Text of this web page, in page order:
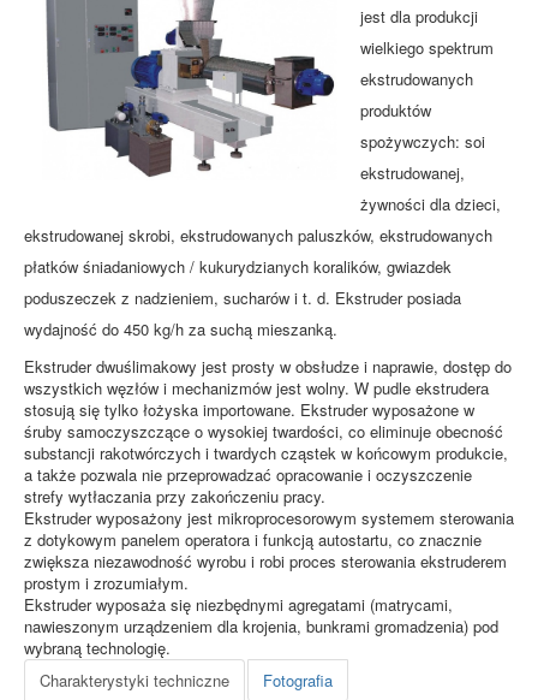
jest dla produkcji
wielkiego spektrum
ekstrudowanych
produktów
spożywczych: soi
ekstrudowanej,
żywności dla dzieci,
ekstrudowanej skrobi, ekstrudowanych paluszków, ekstrudowanych
płatków śniadaniowych / kukurydzianych koralików, gwiazdek
poduszeczek z nadzieniem, sucharów i t. d. Ekstruder posiada
wydajność do 450 kg/h za suchą mieszanką.
Ekstruder dwuślimakowy jest prosty w obsłudze i naprawie, dostęp do
wszystkich węzłów i mechanizmów jest wolny. W pudle ekstruderа
stosują się tylko łożyska importowane. Ekstruder wyposażone w
śruby samoczyszczące o wysokiej twardości, co eliminuje obecność
substancji rakotwórczych i twardych cząstek w końcowym produkcie,
a także pozwala nie przeprowadzać opracowanie i oczyszczenie
strefy wytłaczania przy zakończeniu pracy.
Ekstruder wyposażony jest mikroprocesorowym systemem sterowania
z dotykowym panelem operatora i funkcją autostartu, co znacznie
zwiększa niezawodność wyrobu i robi proces sterowania ekstruderem
prostym i zrozumiałym.
Ekstruder wyposaża się niezbędnymi agregatami (matrycami,
nawieszonym urządzeniem dla krojenia, bunkrami gromadzenia) pod
wybraną technologię.
Charakterystyki techniczne
Fotografia